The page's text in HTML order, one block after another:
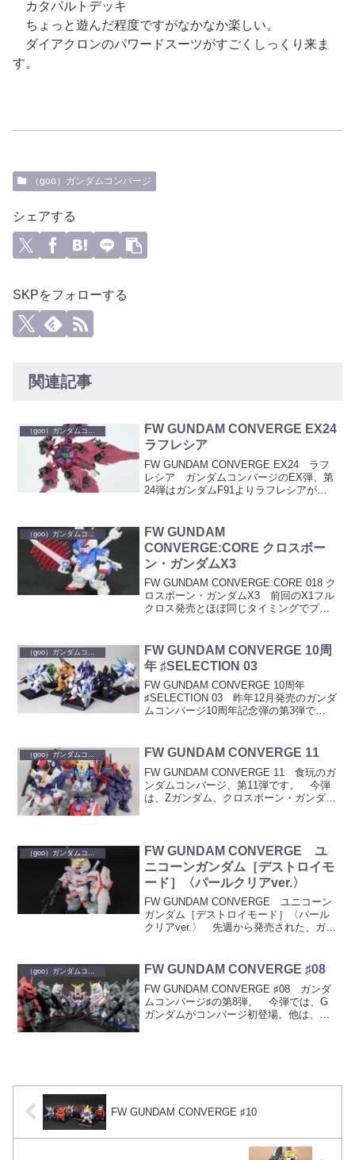
カタパルトデッキ
ちょっと遊んだ程度ですがなかなか楽しい。
ダイアクロンのパワードスーツがすごくしっくり来ま
す。
（goo）ガンダムコンバージ
シェアする
SKPをフォローする
関連記事
（goo）ガンダムコンバージ
FW GUNDAM CONVERGE EX24
ラフレシア
FW GUNDAM CONVERGE EX24 ラフ
レシア ガンダムコンバージのEX弾、第
24弾はガンダムF91よりラフレシアが登
たが、そっちはウチに来たのは不具合が
あ...
FW GUNDAM
CONVERGE:CORE クロスボー
ン・ガンダムX3
FW GUNDAM CONVERGE:CORE 018 ク
ロスボーン・ガンダムX3 前回のX1フル
クロス発売とほぼ同じタイミングでプレ
ちらはCORE弾でのラインナップ...
FW GUNDAM CONVERGE 10周
年 ♯SELECTION 03
FW GUNDAM CONVERGE 10周年
♯SELECTION 03 昨年12月発売のガンダ
ムコンバージ10周年記念弾の第3弾で
に、水星の魔女の主役機ガンダムエア
（goo）ガンダムコンバージ FW GUNDAM CONVERGE 11
FW GUNDAM CONVERGE 11 食玩のガ
ンダムコンバージ、第11弾です。 今弾
は、Zガンダム、クロスボーン・ガンダ
ン...
FW GUNDAM CONVERGE ユ
ニコーンガンダム［デストロイモ
ード］〈パールクリアver.〉
FW GUNDAM CONVERGE ユニコーン
ガンダム［デストロイモード］〈パール
クリアver.〉 先週から発売された、ガン
ージです。 ユニコーンガンダムデスト
（goo）ガンダムコンバージ FW GUNDAM CONVERGE ♯08
FW GUNDAM CONVERGE ♯08 ガンダ
ムコンバージ♯の第8弾。 今弾では、G
ガンダムがコンバージ初登場。他は、初
FW GUNDAM CONVERGE ♯10